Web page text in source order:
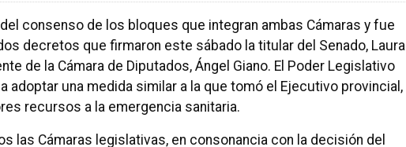
consenso de los bloques que integran ambas Cámaras y fue
decretos que firmaron este sábado la titular del Senado, Laura
de la Cámara de Diputados, Ángel Giano. El Poder Legislativo
adoptar una medida similar a la que tomó el Ejecutivo provincial,
recursos a la emergencia sanitaria.
las Cámaras legislativas, en consonancia con la decisión del